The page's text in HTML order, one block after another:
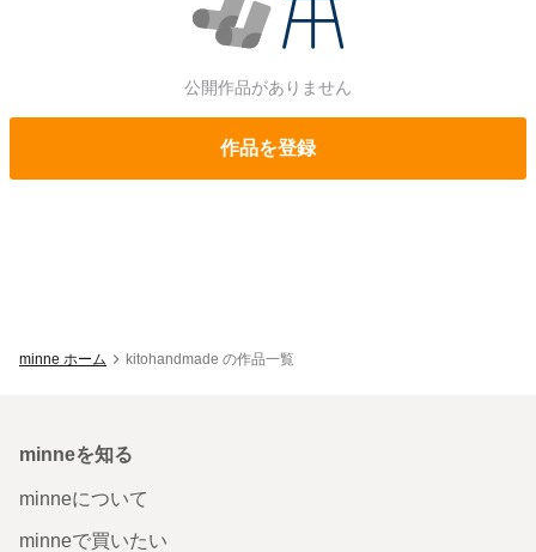
公開作品がありません
作品を登録
minne ホーム kitohandmade の作品一覧
minneを知る
minneについて
minneで買いたい